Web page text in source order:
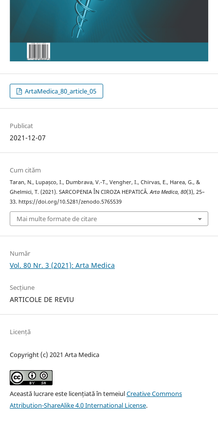
ArtaMedica_80_article_05
Publicat
2021-12-07
Cum cităm
Taran, N., Lupașco, I., Dumbrava, V.-T., Vengher, I., Chirvas, E., Harea, G., &
Ghelmici, T. (2021). SARCOPENIA ÎN CIROZA HEPATICĂ.Arta Medica, 80(3), 25–
33. https://doi.org/10.5281/zenodo.5765539
Mai multe formate de citare
Număr
Vol. 80 Nr. 3 (2021): Arta Medica
Secțiune
ARTICOLE DE REVIU
Licență
Copyright (c) 2021 Arta Medica
Această lucrare este licențiată în temeiulCreative Commons
Attribution-ShareAlike 4.0 International License.